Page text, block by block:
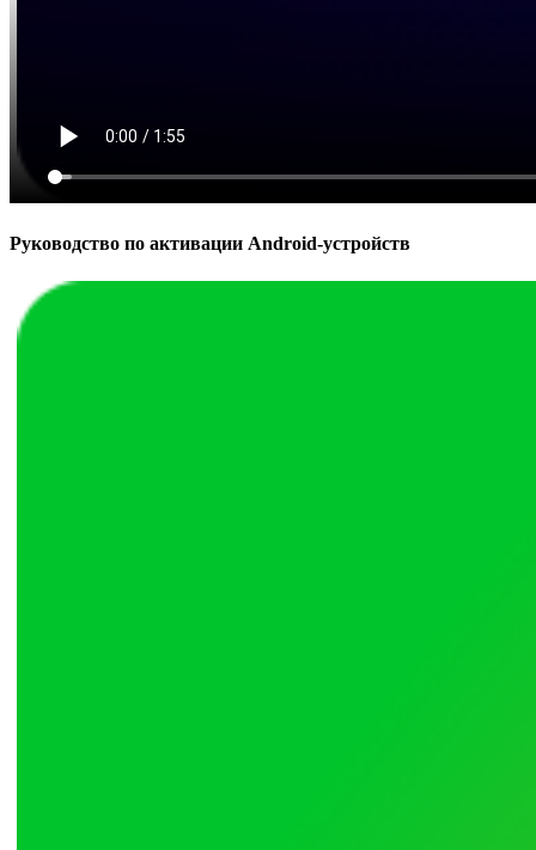
Руководство по активации Android-устройств